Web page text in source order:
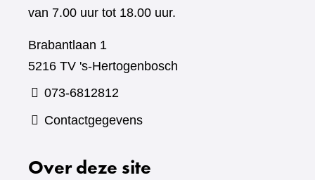
van 7.00 uur tot 18.00 uur.
Brabantlaan 1
5216 TV 's-Hertogenbosch
073-6812812
Contactgegevens
Over deze site